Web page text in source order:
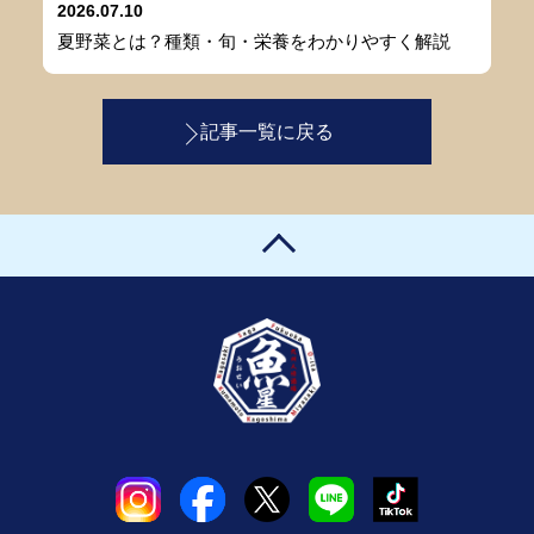
2026.07.10
夏野菜とは？種類・旬・栄養をわかりやすく解説
記事一覧に戻る